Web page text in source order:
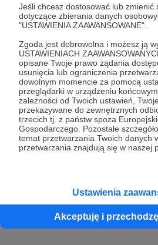
Jeśli chcesz dostosować lub zmienić
dotyczące zbierania danych
"USTAWIENIA ZAAWANSOWANE".
Zgoda jest dobrowolna i możesz ją
USTAWIENIACH
opisane Twoje prawo żądania
usunięcia lub ograniczenia
dowolnym momencie za pomocą
przeglądarki w urządzeniu
zależności od Twoich ustawień,
przekazywane do zewnętrznych
trzecich tj. z państw spoza
Gospodarczego. Pozostałe
temat przetwarzania Twoich danych
przetwarzania znajdują się w naszej
Ustawienia
Akceptuję i
Dołącz do grona
Wesprzyj działalność Autora
teraz!
Zostań
Promowani autorzy